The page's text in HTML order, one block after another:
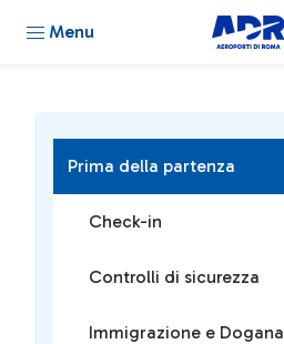
Menu
Prima della partenza
Check-in
Controlli di sicurezza
Immigrazione e Dogana